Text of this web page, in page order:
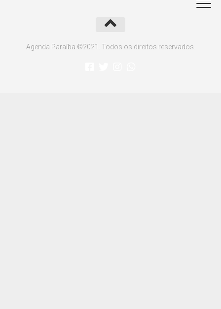
Agenda Paraíba ©2021. Todos os direitos reservados.